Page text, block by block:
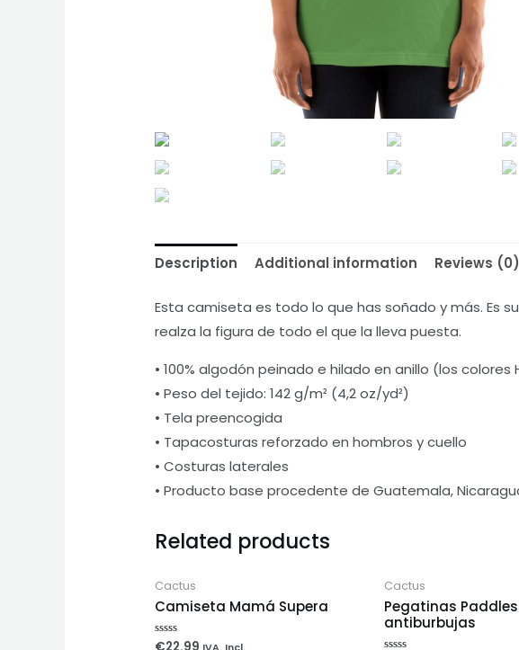
Description Additional information Reviews (0)
Esta camiseta es todo lo que has soñado y más. Es
realza la figura de todo el que la lleva puesta.
• 100% algodón peinado e hilado en anillo (los
• Peso del tejido: 142 g/m² (4,2 oz/yd²)
• Tela preencogida
• Tapacosturas reforzado en hombros y cuello
• Costuras laterales
• Producto base procedente de Guatemala,
Related products
Cactus
Camiseta Mamá Supera
Rated
Cactus
Pegatinas
antiburbujas